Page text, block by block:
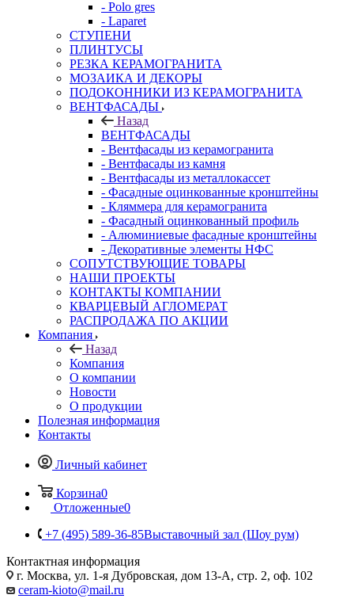
- Polo gres
- Laparet
СТУПЕНИ
ПЛИНТУСЫ
РЕЗКА КЕРАМОГРАНИТА
МОЗАИКА И ДЕКОРЫ
ПОДОКОННИКИ ИЗ КЕРАМОГРАНИТА
ВЕНТФАСАДЫ
Назад
ВЕНТФАСАДЫ
- Вентфасады из керамогранита
- Вентфасады из камня
- Вентфасады из металлокассет
- Фасадные оцинкованные кронштейны
- Кляммера для керамогранита
- Фасадный оцинкованный профиль
- Алюминиевые фасадные кронштейны
- Декоративные элементы НФС
СОПУТСТВУЮЩИЕ ТОВАРЫ
НАШИ ПРОЕКТЫ
КОНТАКТЫ КОМПАНИИ
КВАРЦЕВЫЙ АГЛОМЕРАТ
РАСПРОДАЖА ПО АКЦИИ
Компания
Назад
Компания
О компании
Новости
О продукции
Полезная информация
Контакты
Личный кабинет
Корзина0
Отложенные0
+7 (495) 589-36-85Выставочный зал (Шоу рум)
Контактная информация
г. Москва, ул. 1-я Дубровская, дом 13-А, стр. 2, оф. 102
ceram-kioto@mail.ru